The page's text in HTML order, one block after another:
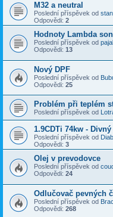
M32 a neutral
Poslední příspěvek od
Odpovědi: 2
Hodnoty Lambda
Poslední příspěvek od
Odpovědi: 13
Nový DPF
Poslední příspěvek od
Odpovědi: 25
Problém při teplém
Poslední příspěvek od
1.9CDTi 74kw -
Poslední příspěvek od
Odpovědi: 3
Olej v prevodovce
Poslední příspěvek od
Odpovědi: 24
Odlučovač pevných
Poslední příspěvek od
Odpovědi: 268